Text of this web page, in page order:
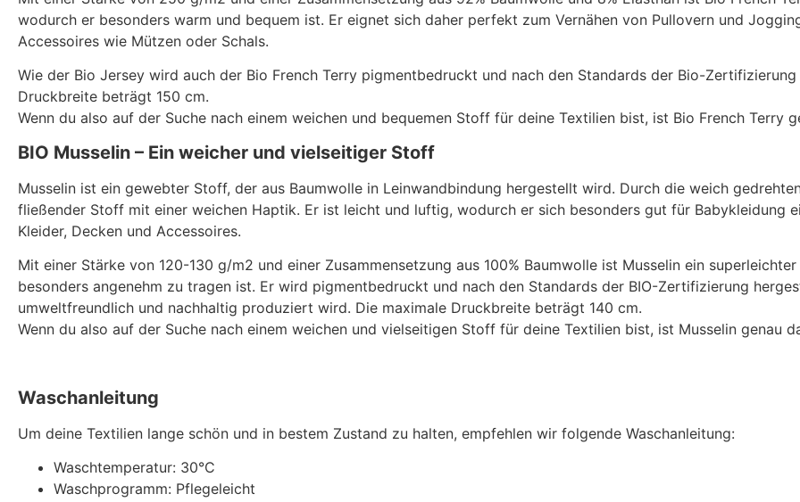
wodurch er besonders warm und bequem ist. Er eignet sich daher perfekt zum Vernähen von Pullovern und
Accessoires wie Mützen oder Schals.
Wie der Bio Jersey wird auch der Bio French Terry pigmentbedruckt und nach den Standards der Bio-
Druckbreite beträgt 150 cm.
Wenn du also auf der Suche nach einem weichen und bequemen Stoff für deine Textilien bist, ist Bio French Terry
BIO Musselin – Ein weicher und vielseitiger Stoff
Musselin ist ein gewebter Stoff, der aus Baumwolle in Leinwandbindung hergestellt wird. Durch die weich
fließender Stoff mit einer weichen Haptik. Er ist leicht und luftig, wodurch er sich besonders gut für Babykleidung
Kleider, Decken und Accessoires.
Mit einer Stärke von 120-130 g/m2 und einer Zusammensetzung aus 100% Baumwolle ist Musselin ein
besonders angenehm zu tragen ist. Er wird pigmentbedruckt und nach den Standards der BIO-Zertifizierung
umweltfreundlich und nachhaltig produziert wird. Die maximale Druckbreite beträgt 140 cm.
Wenn du also auf der Suche nach einem weichen und vielseitigen Stoff für deine Textilien bist, ist Musselin genau
Waschanleitung
Um deine Textilien lange schön und in bestem Zustand zu halten, empfehlen wir folgende Waschanleitung:
Waschtemperatur: 30°C
Waschprogramm: Pflegeleicht